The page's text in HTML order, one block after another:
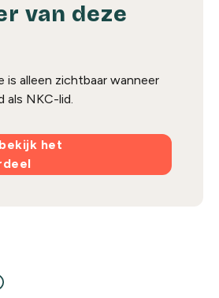
van deze
is alleen zichtbaar wanneer
als NKC-lid.
het